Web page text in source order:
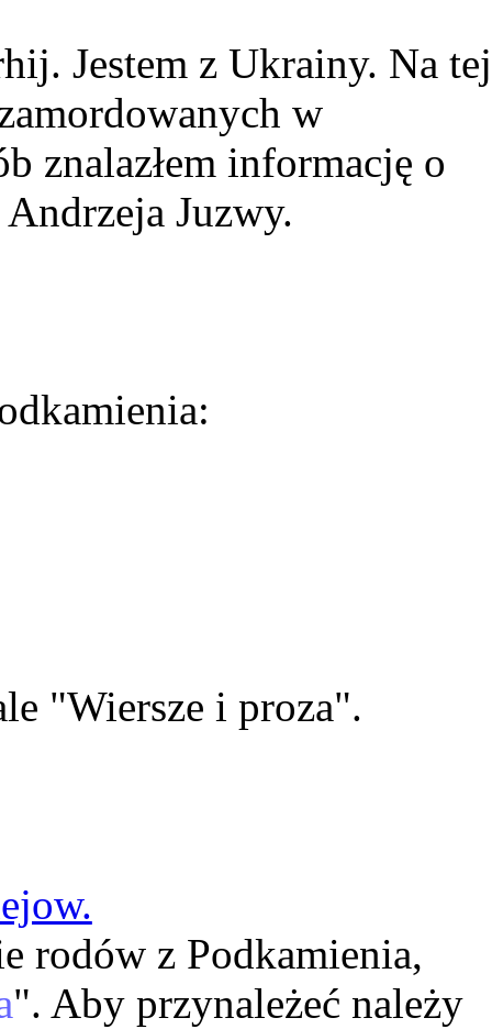
Jestem z Ukrainy. Na tej
w
znalazłem informację o
Juzwy.
"Wiersze i proza".
rodów z Podkamienia,
". Aby przynależeć należy